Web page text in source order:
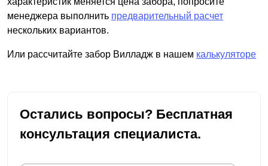
менеджера выполнить предварительный расчет
нескольких вариантов.
Или рассчитайте забор Вилладж в нашем калькуляторе
Остались вопросы? Бесплатная
консультация специалиста.